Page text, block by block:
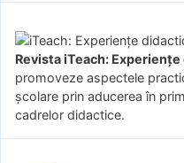
Revista iTeach:
promoveze aspectele
şcolare prin aducerea în
cadrelor didactice.